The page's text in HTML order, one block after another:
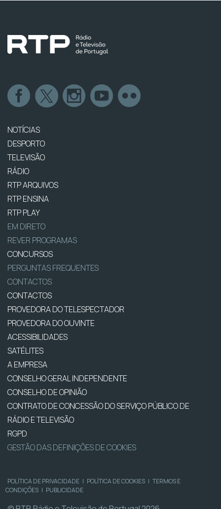
NOTÍCIAS
DESPORTO
TELEVISÃO
RÁDIO
RTP ARQUIVOS
RTP ENSINA
RTP PLAY
EM DIRETO
REVER PROGRAMAS
CONCURSOS
PERGUNTAS FREQUENTES
CONTACTOS
CONTACTOS
PROVEDORA DO TELESPECTADOR
PROVEDORA DO OUVINTE
ACESSIBILIDADES
SATÉLITES
A EMPRESA
CONSELHO GERAL INDEPENDENTE
CONSELHO DE OPINIÃO
CONTRATO DE CONCESSÃO DO SERVIÇO PÚBLICO DE
RÁDIO E TELEVISÃO
RGPD
GESTÃO DAS DEFINIÇÕES DE COOKIES
POLÍTICA DE PRIVACIDADE | POLÍTICA DE COOKIES | TERMOS E
CONDIÇÕES | PUBLICIDADE